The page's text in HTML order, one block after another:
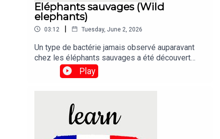
Eléphants sauvages (Wild
elephants)
03:12 | Tuesday, June 2, 2026
Un type de bactérie jamais observé auparavant
chez les éléphants sauvages a été découvert
dans les corps de six animaux décédés dans des
circonstances mystérieuses au
the bodies of six animals that died in mysterious
circumstances in Zimbabwe.
Play